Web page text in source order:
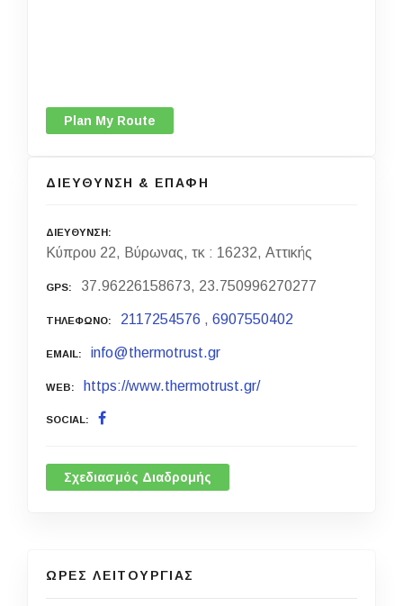
Plan My Route
ΔΙΕΥΘΥΝΣΗ & ΕΠΑΦΗ
ΔΙΕΥΘΥΝΣΗ
Κύπρου 22, Βύρωνας, τκ : 16232, Αττικής
GPS 37.96226158673, 23.750996270277
ΤΗΛΕΦΩΝΟ 2117254576 ,6907550402
EMAIL info@thermotrust.gr
WEB https://www.thermotrust.gr/
SOCIAL
Σχεδιασμός Διαδρομής
ΩΡΕΣ ΛΕΙΤΟΥΡΓΙΑΣ